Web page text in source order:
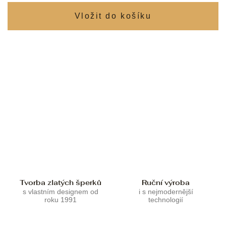
Tvorba zlatých šperků
s vlastním designem od
roku 1991
Ruční výroba
i s nejmodernější
technologií